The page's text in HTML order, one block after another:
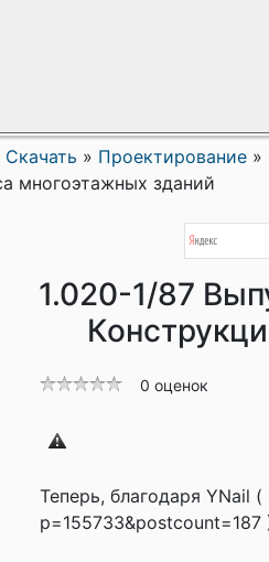
Скачать » Проектирование »
многоэтажных зданий
1.020-1/87
0 оценок
Теперь, благодаря YNail